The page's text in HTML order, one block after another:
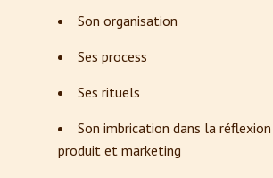
Son organisation
Ses process
Ses rituels
Son imbrication dans la réflexion
produit et marketing